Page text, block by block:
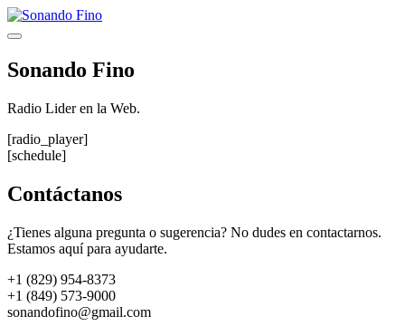
Saltar
al
Menú
Sonando Fino
Radio Lider en la Web.
[radio_player]
[schedule]
Contáctanos
¿Tienes alguna pregunta o sugerencia? No dudes en contactarnos.
Estamos aquí para ayudarte.
+1 (829) 954-8373
+1 (849) 573-9000
sonandofino@gmail.com